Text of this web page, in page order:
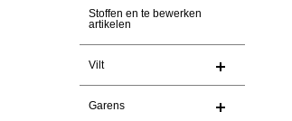
Stoffen en te bewerken
artikelen
Vilt
Garens